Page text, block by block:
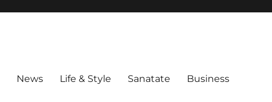
News Life & Style Sanatate Business